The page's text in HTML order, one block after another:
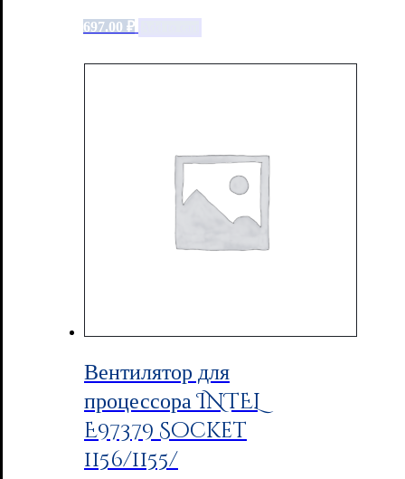
697.00 ₽
Вентилятор для
процессора INTEL
E97379 Socket
1156/1155/